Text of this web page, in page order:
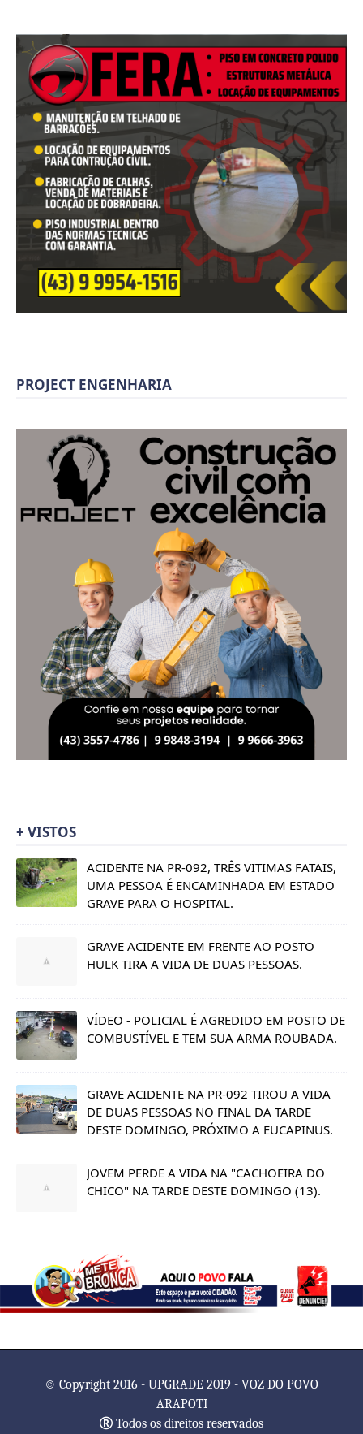
PROJECT ENGENHARIA
+ VISTOS
ACIDENTE NA PR-092, TRÊS VITIMAS FATAIS,
UMA PESSOA É ENCAMINHADA EM ESTADO
GRAVE PARA O HOSPITAL.
GRAVE ACIDENTE EM FRENTE AO POSTO
HULK TIRA A VIDA DE DUAS PESSOAS.
VÍDEO - POLICIAL É AGREDIDO EM POSTO DE
COMBUSTÍVEL E TEM SUA ARMA ROUBADA.
GRAVE ACIDENTE NA PR-092 TIROU A VIDA
DE DUAS PESSOAS NO FINAL DA TARDE
DESTE DOMINGO, PRÓXIMO A EUCAPINUS.
JOVEM PERDE A VIDA NA "CACHOEIRA DO
CHICO" NA TARDE DESTE DOMINGO (13).
© Copyright 2016 - UPGRADE 2019 - VOZ DO POVO
ARAPOTI
Todos os direitos reservados